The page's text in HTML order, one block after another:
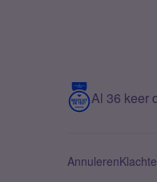
Al 36 keer
Annuleren